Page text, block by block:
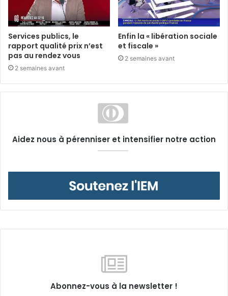
Services publics, le
rapport qualité prix n’est
pas au rendez vous
2 semaines avant
Enfin la « libération sociale
et fiscale »
2 semaines avant
Aidez nous à pérenniser et intensifier notre action
Abonnez-vous à la newsletter !